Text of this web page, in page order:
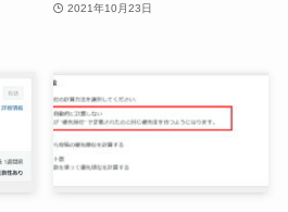
2021年10月23日